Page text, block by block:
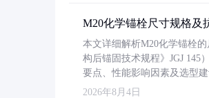
M20化学锚栓尺寸规格及
本文详细解析M20化学锚栓
构后锚固技术规程》JGJ 145
要点、性能影响因素及选型
2026年8月4日